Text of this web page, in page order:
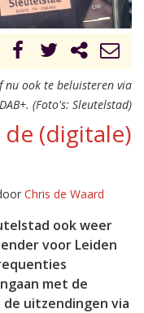
nu ook te beluisteren via
DAB+. (Foto's: Sleutelstad)
(digitale)
Chris de Waard
ook weer
voor Leiden
met de
uitzendingen via